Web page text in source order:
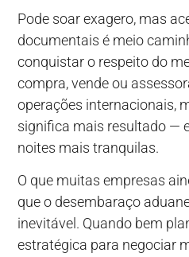
Pode soar exagero, mas
documentais é meio
conquistar o respeito do
compra, vende ou
operações internacionais,
significa mais resultado —
noites mais tranquilas.
O que muitas empresas
que o desembaraço
inevitável. Quando bem
estratégica para negociar